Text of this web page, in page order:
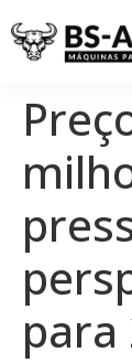
para